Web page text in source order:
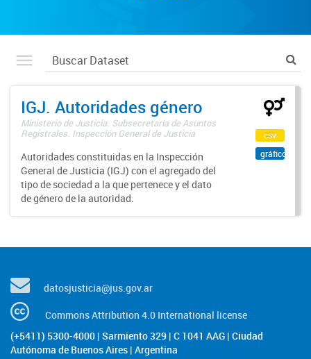
IGJ. Autoridades género
Ministerio de Justicia. Subsecretaría de Asuntos
Registrales. Inspección General de Justicia
Autoridades constituidas en la Inspección
General de Justicia (IGJ) con el agregado del
tipo de sociedad a la que pertenece y el dato
de género de la autoridad.
csv
gráfico
datosjusticia@jus.gov.ar
Commons Attribution 4.0 International license
(+5411) 5300-4000 | Sarmiento 329 | C 1041 AAG | Ciudad
Autónoma de Buenos Aires | Argentina